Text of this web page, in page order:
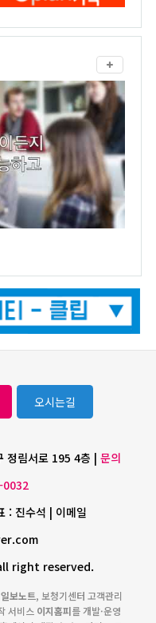
오시는길
정림서로 195 4층 | 문의
0032
: 진수석 | 이메일
right reserved.
일보노트, 보청기센터 고객관리
서비스 이지홈피를 개발·운영